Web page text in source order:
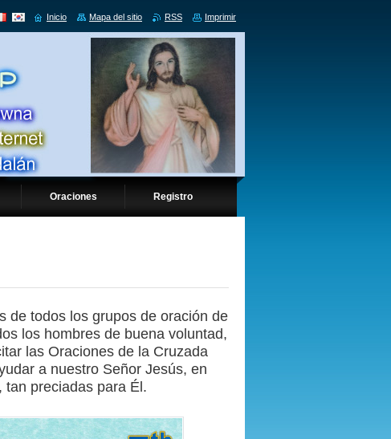
Oraciones Registro
de todos los grupos de oración de
los hombres de buena voluntad,
las Oraciones de la Cruzada
a nuestro Señor Jesús, en
tan preciadas para Él.
Inicio Mapa del sitio RSS Imprimir